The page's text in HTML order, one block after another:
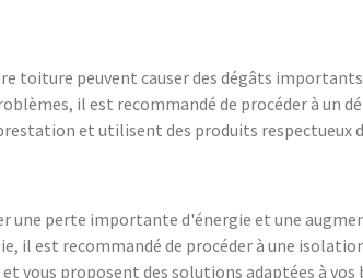
toiture peuvent causer des dégâts
il est recommandé de procéder à un
et utilisent des produits
une perte importante d'énergie et une
il est recommandé de procéder à une
vous proposent des solutions adaptées à vos